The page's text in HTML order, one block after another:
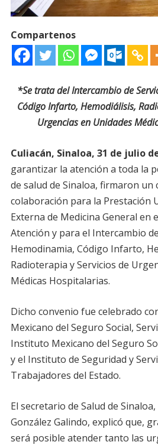
Compartenos
*Se trata del Intercambio de
Código Infarto, Hemodiálisis,
Urgencias en Unidades
Culiacán, Sinaloa, 31 de julio
garantizar la atención a toda la
de salud de Sinaloa, firmaron un
colaboración para la Prestación
Externa de Medicina General en
Atención y para el Intercambio
Hemodinamia, Código Infarto,
Radioterapia y Servicios de
Médicas Hospitalarias.
Dicho convenio fue celebrado
Mexicano del Seguro Social,
Instituto Mexicano del Seguro
y el Instituto de Seguridad y
Trabajadores del Estado.
El secretario de Salud de
González Galindo, explicó que,
será posible atender tanto las